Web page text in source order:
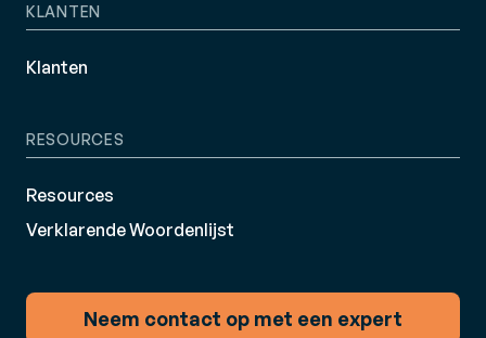
KLANTEN
Klanten
RESOURCES
Resources
Verklarende Woordenlijst
Neem contact op met een expert